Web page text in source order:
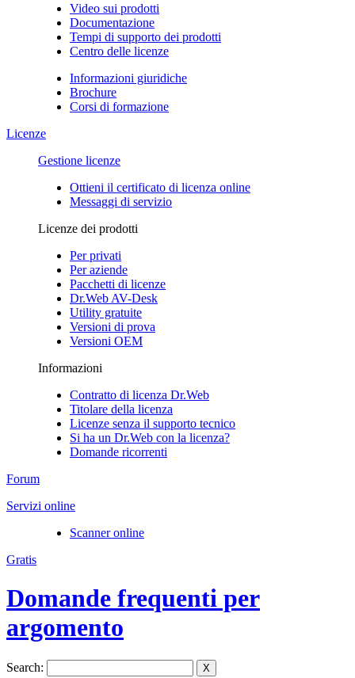
Video sui prodotti
Documentazione
Tempi di supporto dei prodotti
Centro delle licenze
Informazioni giuridiche
Brochure
Corsi di formazione
Licenze
Gestione licenze
Ottieni il certificato di licenza online
Messaggi di servizio
Licenze dei prodotti
Per privati
Per aziende
Pacchetti di licenze
Dr.Web AV-Desk
Utility gratuite
Versioni di prova
Versioni OEM
Informazioni
Contratto di licenza Dr.Web
Titolare della licenza
Licenze senza il supporto tecnico
Si ha un Dr.Web con la licenza?
Domande ricorrenti
Forum
Servizi online
Scanner online
Gratis
Domande frequenti per
argomento
Search: X